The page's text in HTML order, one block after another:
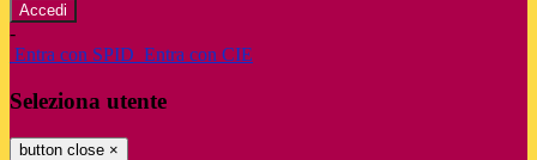
-
Entra con SPID Entra con CIE
Seleziona utente
button close ×